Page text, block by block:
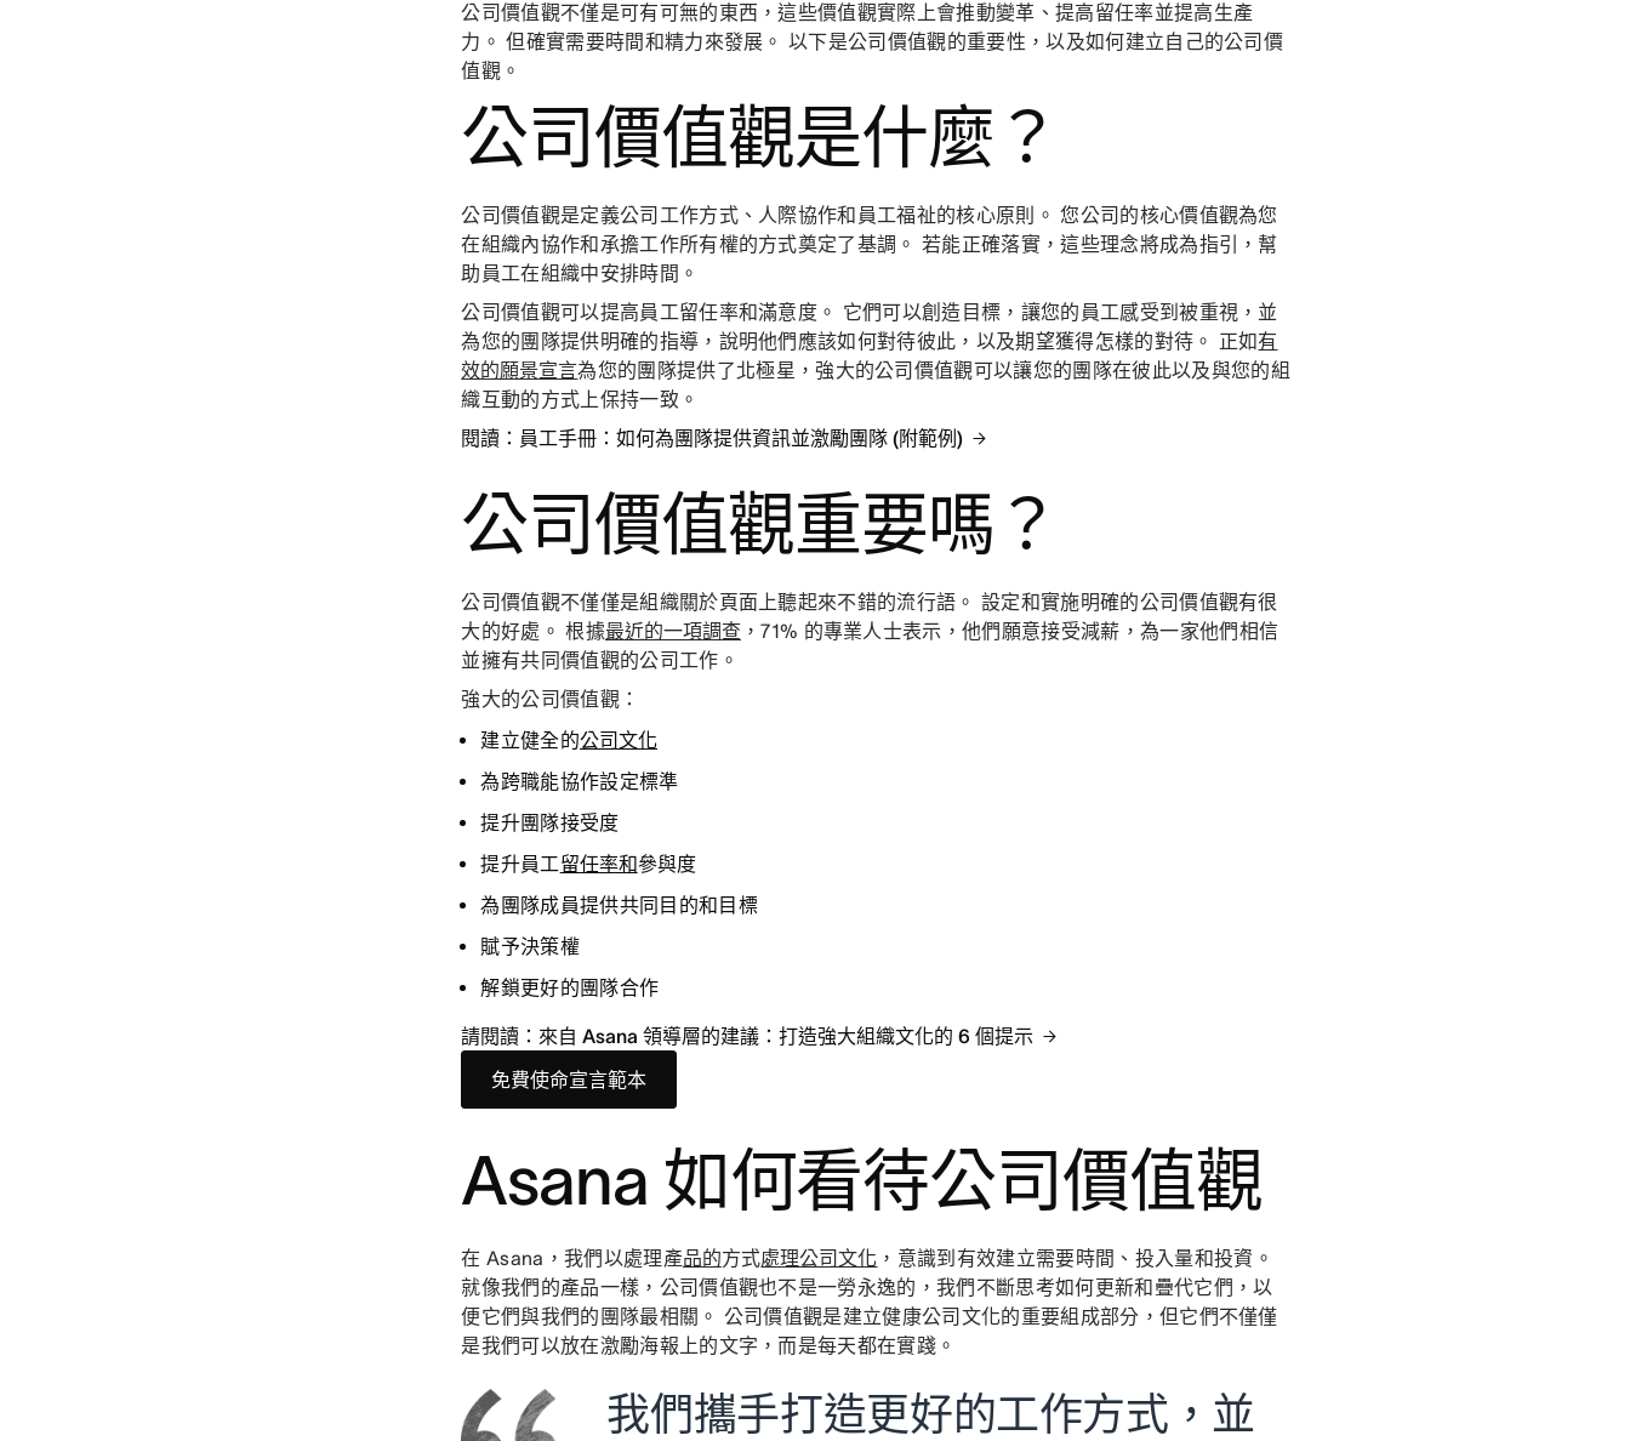
公司價值觀不僅是可有可無的東西，這些價值觀實際上會推動變革、提高留任率並提高生產
力。 但確實需要時間和精力來發展。 以下是公司價值觀的重要性，以及如何建立自己的公司價
值觀。
公司價值觀是什麼？
公司價值觀是定義公司工作方式、人際協作和員工福祉的核心原則。 您公司的核心價值觀為您
在組織內協作和承擔工作所有權的方式奠定了基調。 若能正確落實，這些理念將成為指引，幫
助員工在組織中安排時間。
公司價值觀可以提高員工留任率和滿意度。 它們可以創造目標，讓您的員工感受到被重視，並
為您的團隊提供明確的指導，說明他們應該如何對待彼此，以及期望獲得怎樣的對待。 正如有
效的願景宣言為您的團隊提供了北極星，強大的公司價值觀可以讓您的團隊在彼此以及與您的組
織互動的方式上保持一致。
閱讀：員工手冊：如何為團隊提供資訊並激勵團隊 (附範例)
公司價值觀重要嗎？
公司價值觀不僅僅是組織關於頁面上聽起來不錯的流行語。 設定和實施明確的公司價值觀有很
大的好處。 根據最近的一項調查 ，71% 的專業人士表示，他們願意接受減薪，為一家他們相信
並擁有共同價值觀的公司工作。
強大的公司價值觀：
建立健全的公司文化
為跨職能協作設定標準
提升團隊接受度
提升員工留任率和參與度
為團隊成員提供共同目的和目標
賦予決策權
解鎖更好的團隊合作
請閱讀：來自 Asana 領導層的建議：打造強大組織文化的 6 個提示
免費使命宣言範本
Asana 如何看待公司價值觀
在 Asana，我們以處理產品的方式處理公司文化 ，意識到有效建立需要時間、投入量和投資。
就像我們的產品一樣，公司價值觀也不是一勞永逸的，我們不斷思考如何更新和疊代它們，以
便它們與我們的團隊最相關。 公司價值觀是建立健康公司文化的重要組成部分，但它們不僅僅
是我們可以放在激勵海報上的文字，而是每天都在實踐。
我們攜手打造更好的工作方式，並